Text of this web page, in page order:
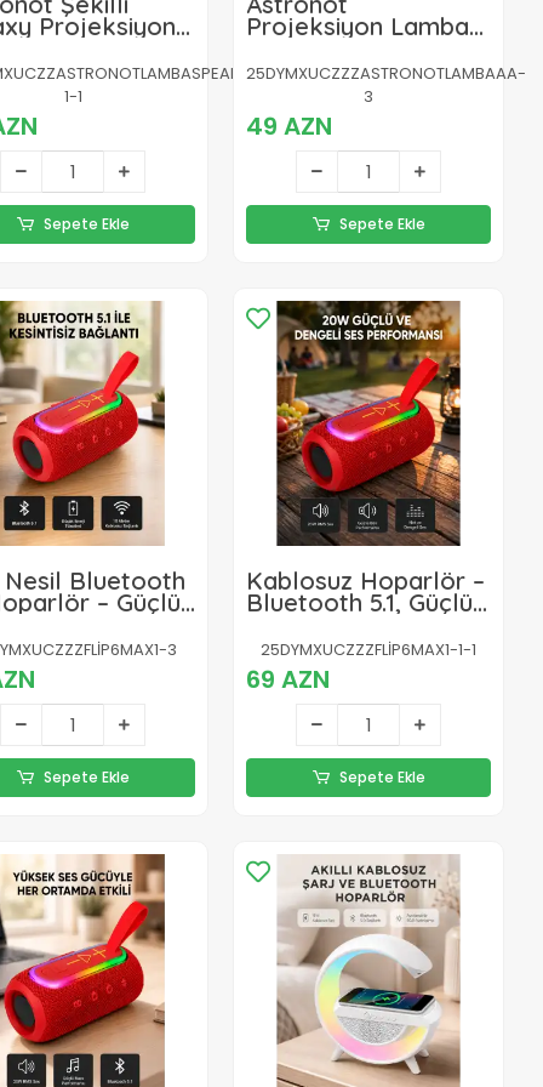
Projeksiyon
Nebula
Dekoratif
1-1
Sepete Ekle
Projeksiyon Lambası
Bluetooth Müzikli ve
Uzaktan Kumandalı
25DYMXUCZZZASTRONOTLAMBAAA-
3
49 AZN
Sepete Ekle
Nesil Bluetooth
– Güçlü
Hızlı Bağlantı,
Pil Ömrü 3
Sepete Ekle
Kablosuz Hoparlör –
Bluetooth 5.1, Güçlü
Bas ve 10 Metre
Menzil
25DYMXUCZZZFLİP6MAX1-1-1
69 AZN
Sepete Ekle